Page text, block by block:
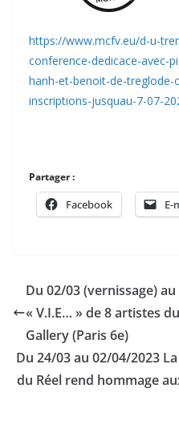
https://www.mcfv.eu/d-u-
conference-dedicace-avec-
hanh-et-benoit-de-
inscriptions-jusquau-7-07-
Partager :
Facebook E-
Du 02/03 (vernissage)
« V.I.E… » de 8 artistes
Gallery (Paris 6e)
Du 24/03 au 02/04/2023
du Réel rend hommage